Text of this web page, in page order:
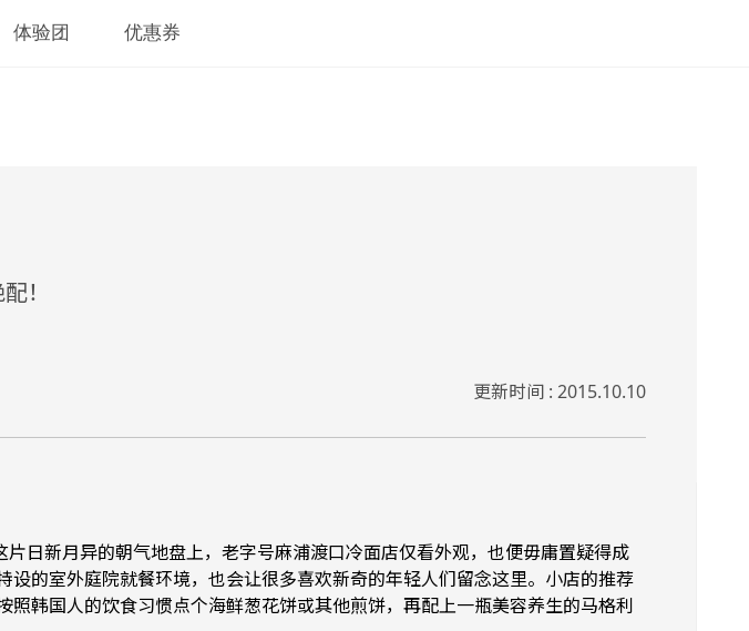
体验团 优惠券
！
更新时间 : 2015.10.10
日新月异的朝气地盘上，老字号麻浦渡口冷面店仅看外观，也便毋庸置疑得成
的室外庭院就餐环境，也会让很多喜欢新奇的年轻人们留念这里。小店的推荐
韩国人的饮食习惯点个海鲜葱花饼或其他煎饼，再配上一瓶美容养生的马格利